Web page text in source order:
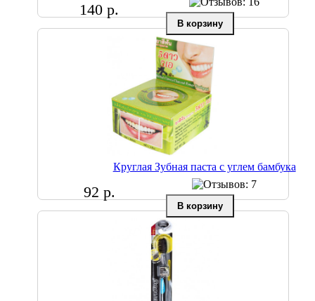
140 р.
Круглая Зубная паста с углем бамбука
92 р.